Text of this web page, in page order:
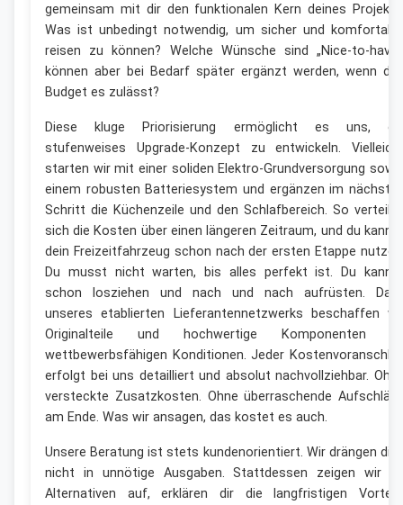
gemeinsam mit dir den funktionalen Kern deines
Was ist unbedingt notwendig, um sicher und
reisen zu können? Welche Wünsche sind „Nice-to-
können aber bei Bedarf später ergänzt werden, wenn
Budget es zulässt?
Diese kluge Priorisierung ermöglicht es uns,
stufenweises Upgrade-Konzept zu entwickeln.
starten wir mit einer soliden Elektro-Grundversorgung
einem robusten Batteriesystem und ergänzen im
Schritt die Küchenzeile und den Schlafbereich. So
sich die Kosten über einen längeren Zeitraum, und du
dein Freizeitfahrzeug schon nach der ersten Etappe
Du musst nicht warten, bis alles perfekt ist. Du
schon losziehen und nach und nach aufrüsten.
unseres etablierten Lieferantennetzwerks beschaffen
Originalteile und hochwertige Komponenten
wettbewerbsfähigen Konditionen. Jeder
erfolgt bei uns detailliert und absolut nachvollziehbar.
versteckte Zusatzkosten. Ohne überraschende
am Ende. Was wir ansagen, das kostet es auch.
Unsere Beratung ist stets kundenorientiert. Wir drängen
nicht in unnötige Ausgaben. Stattdessen zeigen wir
Alternativen auf, erklären dir die langfristigen